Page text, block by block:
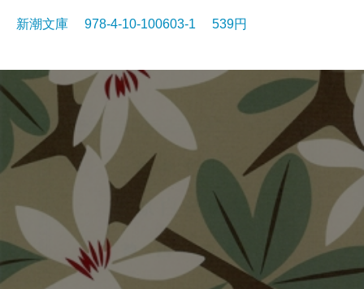
新潮文庫 978-4-10-100603-1 539円